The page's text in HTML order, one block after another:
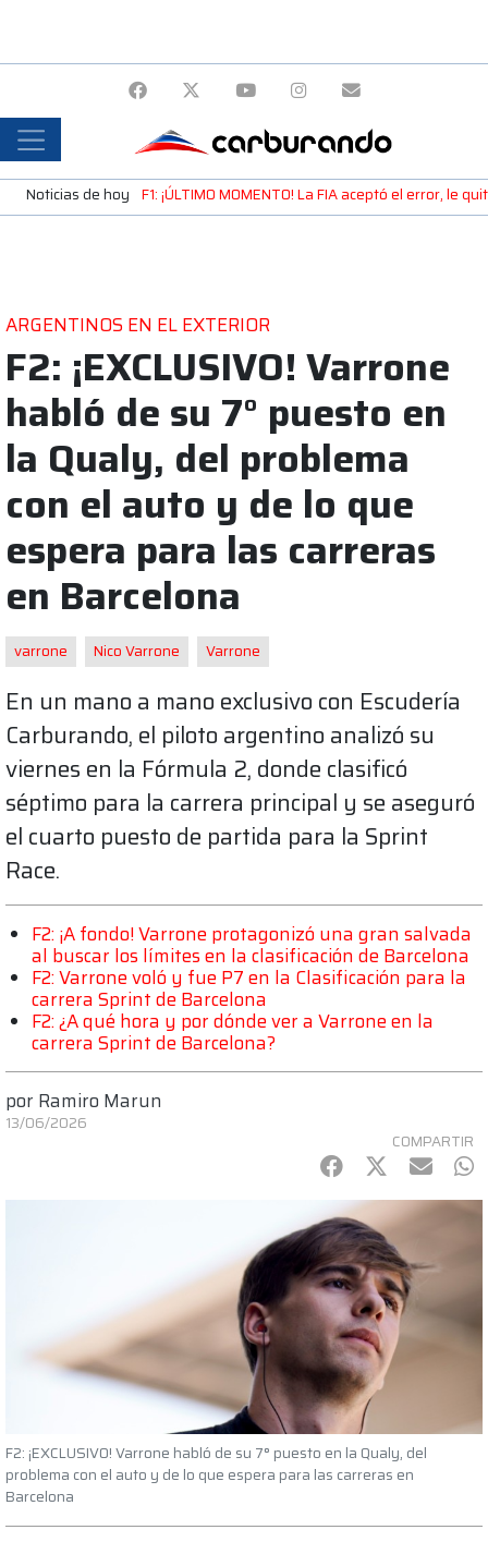
Noticias de hoy F1: ¡ÚLTIMO MOMENTO! La FIA aceptó el error, le
ARGENTINOS EN EL EXTERIOR
F2: ¡EXCLUSIVO! Varrone
habló de su 7° puesto en
la Qualy, del problema
con el auto y de lo que
espera para las carreras
en Barcelona
varrone Nico Varrone Varrone
En un mano a mano exclusivo con Escudería
Carburando, el piloto argentino analizó su
viernes en la Fórmula 2, donde clasificó
séptimo para la carrera principal y se aseguró
el cuarto puesto de partida para la Sprint
Race.
F2: ¡A fondo! Varrone protagonizó una gran salvada
al buscar los límites en la clasificación de Barcelona
F2: Varrone voló y fue P7 en la Clasificación para la
carrera Sprint de Barcelona
F2: ¿A qué hora y por dónde ver a Varrone en la
carrera Sprint de Barcelona?
por Ramiro Marun
13/06/2026
COMPARTIR
Facebook
Twitter
mail
F2: ¡EXCLUSIVO! Varrone habló de su 7° puesto en la Qualy, del
problema con el auto y de lo que espera para las carreras en
Barcelona